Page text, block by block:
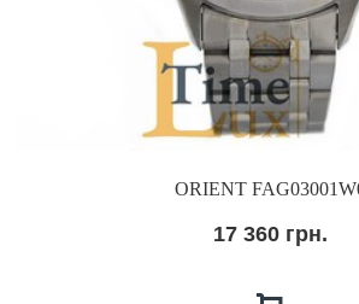
ORIENT
17 360 грн.